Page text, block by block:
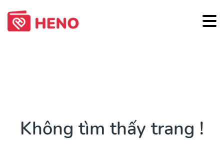
Không tìm thấy trang !